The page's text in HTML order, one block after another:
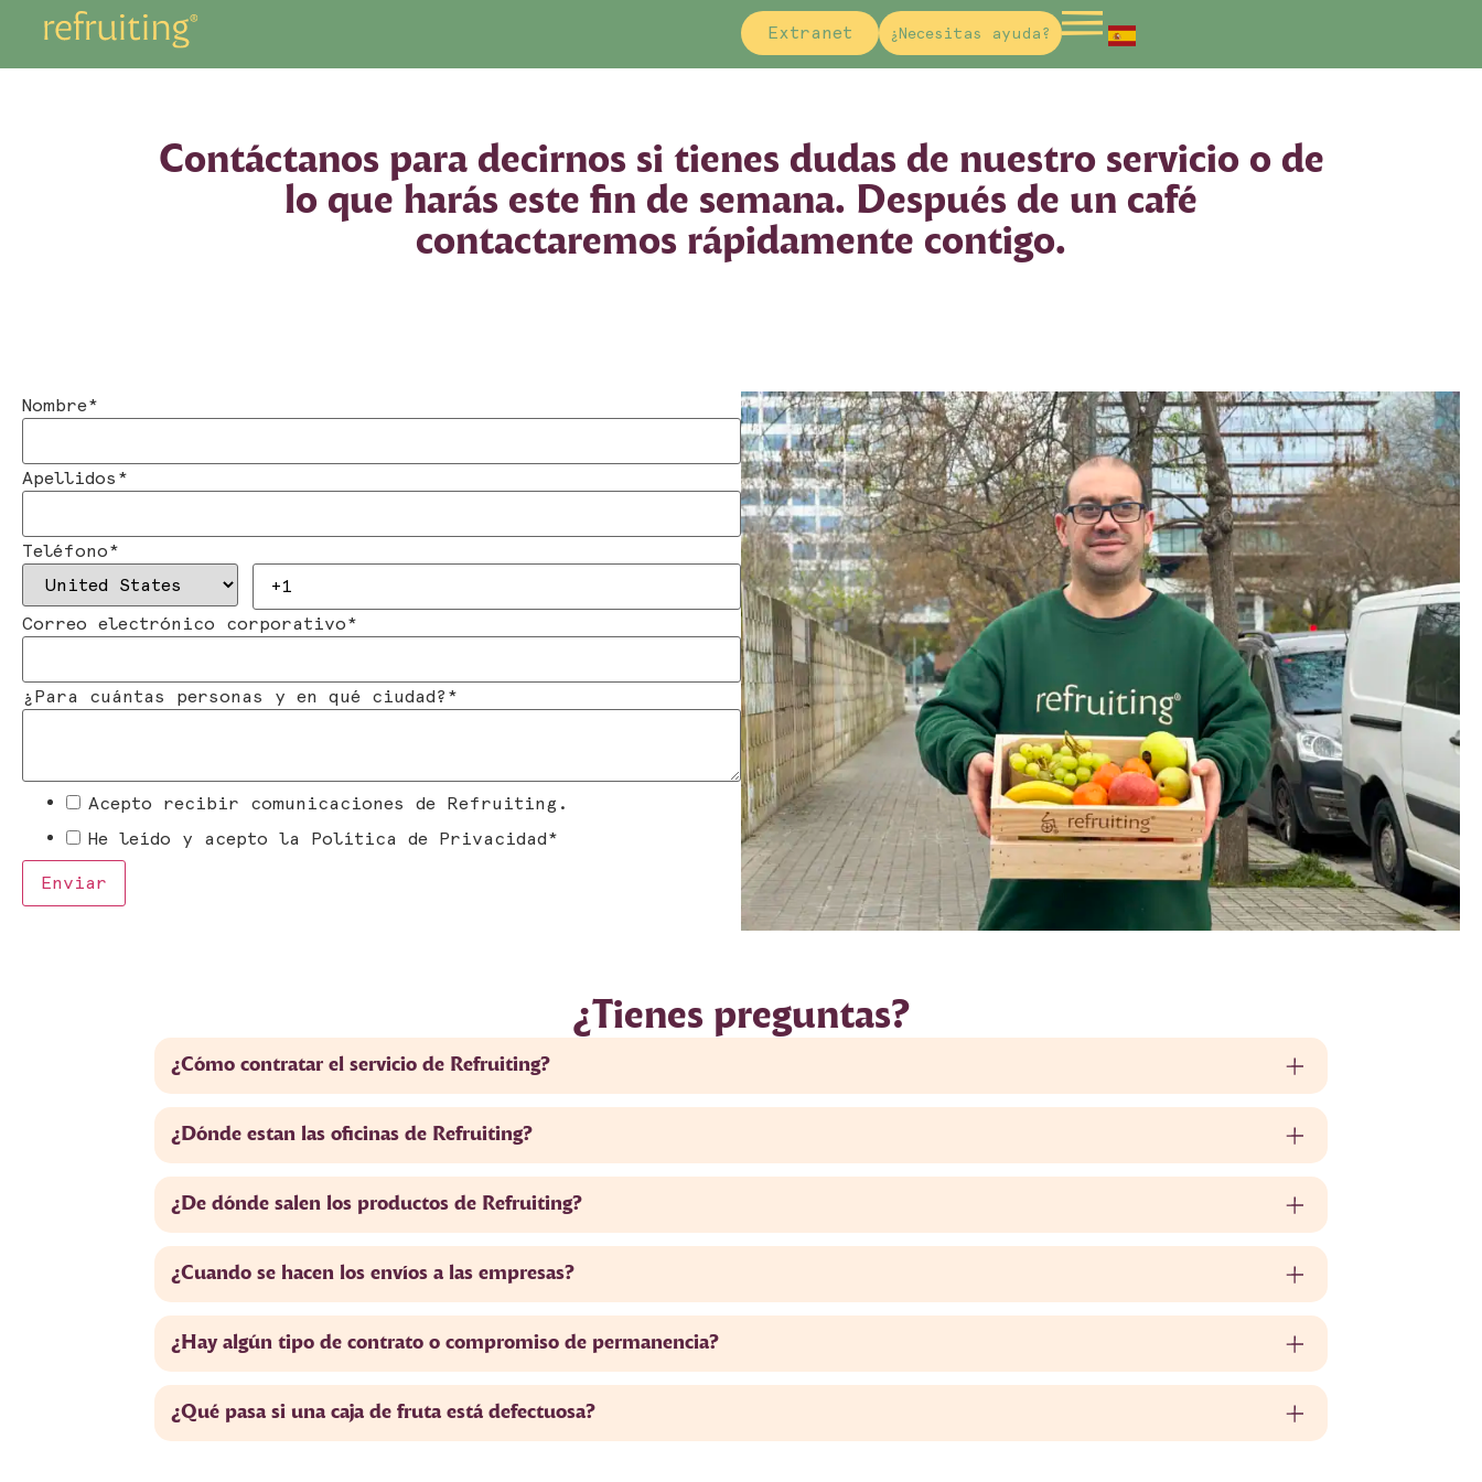
Extranet ¿Necesitas ayuda?
Contáctanos para decirnos si tienes dudas de nuestro servicio o de
lo que harás este fin de semana. Después de un café
contactaremos rápidamente contigo.
Nombre*
Apellidos *
Teléfono*
Correo electrónico corporativo*
¿Para cuántas personas y en qué ciudad? *
Acepto recibir comunicaciones de Refruiting.
He leído y acepto la Política de Privacidad*
¿Tienes preguntas?
¿Cómo contratar el servicio de Refruiting?
¿Dónde estan las oficinas de Refruiting?
¿De dónde salen los productos de Refruiting?
¿Cuando se hacen los envíos a las empresas?
¿Hay algún tipo de contrato o compromiso de permanencia?
¿Qué pasa si una caja de fruta está defectuosa?